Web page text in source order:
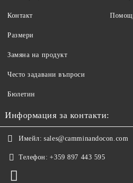
Контакт Помощ
Размери
Замяна на продукт
Често задавани въпроси
Бюлетин
Информация за контакти:
Имейл: sales@camminandocon.com
Телефон: +359 897 443 595